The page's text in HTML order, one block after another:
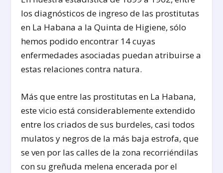
los diagnósticos de ingreso de las prostitutas
en La Habana a la Quinta de Higiene, sólo
hemos podido encontrar 14 cuyas
enfermedades asociadas puedan atribuirse a
estas relaciones contra natura.
Más que entre las prostitutas en La Habana,
este vicio está considerablemente extendido
entre los criados de sus burdeles, casi todos
mulatos y negros de la más baja estrofa, que
se ven por las calles de la zona recorriéndilas
con su greñuda melena encerada por el